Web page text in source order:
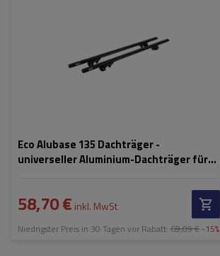
Eco Alubase 135 Dachträger -
universeller Aluminium-Dachträger für
58,70 € inkl. MwSt
Niedrigster Preis in 30 Tagen vor Rabatt: 69,09 € -15%